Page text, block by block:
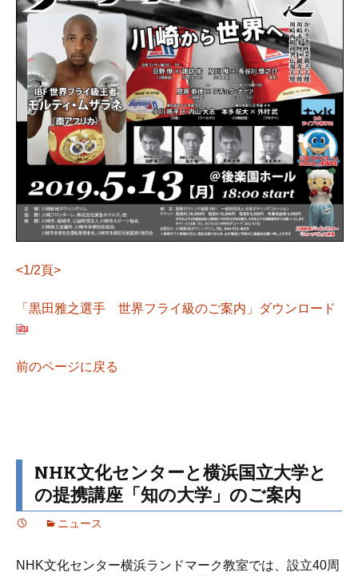
<1/2頁>
「黒田雅之選手 世界フライ級のご案内」ダウンロード
前のページに戻る
NHK文化センターと横浜国立大学と
の提携講座「知の大学」のご案内
ニュース
NHK文化センター横浜ランドマーク教室では、設立40周